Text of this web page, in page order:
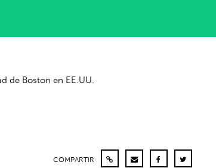
de Boston en EE.UU.
COMPARTIR